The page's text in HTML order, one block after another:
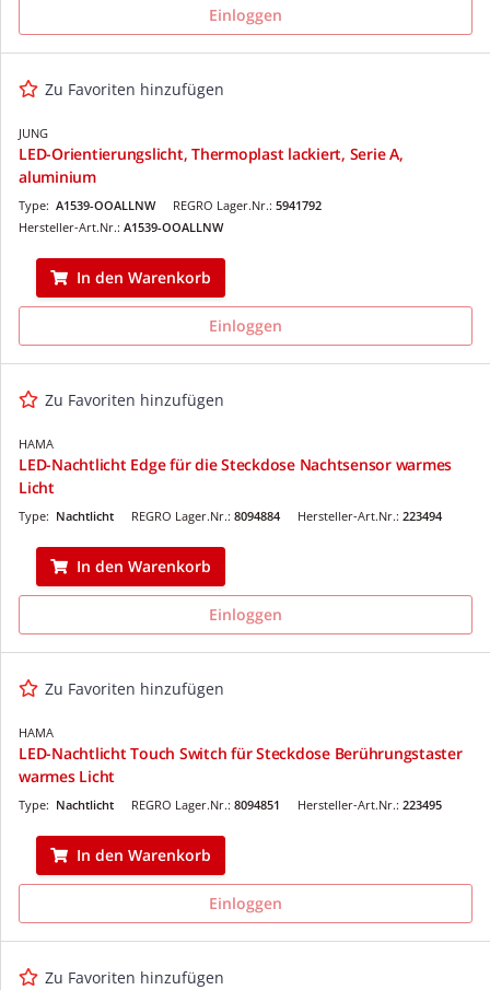
Einloggen
Zu Favoriten hinzufügen
JUNG
LED-Orientierungslicht, Thermoplast lackiert, Serie A,
aluminium
REGRO Lager.Nr.: 5941792
Type: A1539-OOALLNW
Hersteller-Art.Nr.: A1539-OOALLNW
In den Warenkorb
Einloggen
Zu Favoriten hinzufügen
HAMA
LED-Nachtlicht Edge für die Steckdose Nachtsensor warmes
Licht
REGRO Lager.Nr.: 8094884
Type: Nachtlicht Hersteller-Art.Nr.: 223494
In den Warenkorb
Einloggen
Zu Favoriten hinzufügen
HAMA
LED-Nachtlicht Touch Switch für Steckdose Berührungstaster
warmes Licht
REGRO Lager.Nr.: 8094851
Type: Nachtlicht Hersteller-Art.Nr.: 223495
In den Warenkorb
Einloggen
Zu Favoriten hinzufügen